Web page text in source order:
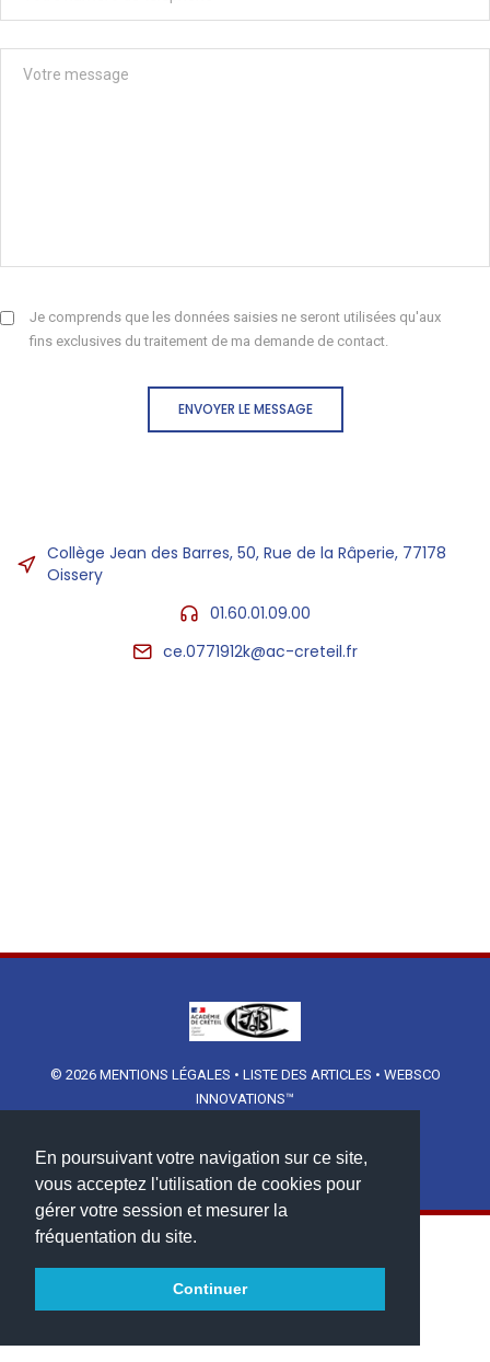
En poursuivant votre navigation sur ce site,
vous acceptez l'utilisation de cookies pour
gérer votre session et mesurer la
fréquentation du site.
Continuer
Je comprends que les données saisies ne seront utilisées qu'aux
fins exclusives du traitement de ma demande de contact.
ENVOYER LE MESSAGE
Collège Jean des Barres, 50, Rue de la Râperie, 77178
Oissery
01.60.01.09.00
ce.0771912k@ac-creteil.fr
© 2026 MENTIONS LÉGALES • LISTE DES ARTICLES • WEBSCO
INNOVATIONS™